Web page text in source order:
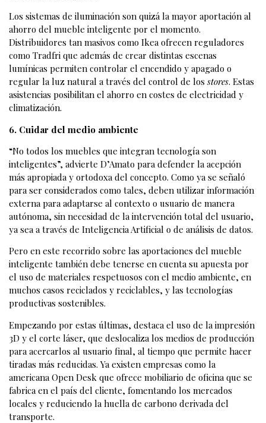
Los sistemas de iluminación son quizá la mayor aportación al
ahorro del mueble inteligente por el momento.
Distribuidores tan masivos como Ikea ofrecen reguladores
como Tradfri que además de crear distintas escenas
lumínicas permiten controlar el encendido y apagado o
regular la luz natural a través del control de losstores. Estas
asistencias posibilitan el ahorro en costes de electricidad y
climatización.
6. Cuidar del medio ambiente
“No todos los muebles que integran tecnología son
inteligentes”, advierte D’Amato para defender la acepción
más apropiada y ortodoxa del concepto. Como ya se señaló
para ser considerados como tales, deben utilizar información
externa para adaptarse al contexto o usuario de manera
autónoma, sin necesidad de la intervención total del usuario,
ya sea a través de Inteligencia Artificial o de análisis de datos.
Pero en este recorrido sobre las aportaciones del mueble
inteligente también debe tenerse en cuenta su apuesta por
el uso de materiales respetuosos con el medio ambiente, en
muchos casos reciclados y reciclables, y las tecnologías
productivas sostenibles.
Empezando por estas últimas, destaca el uso de la impresión
3D y el corte láser, que deslocaliza los medios de producción
para acercarlos al usuario final, al tiempo que permite hacer
tiradas más reducidas. Ya existen empresas como la
americana Open Desk que ofrece mobiliario de oficina que se
fabrica en el país del cliente, fomentando los mercados
locales y reduciendo la huella de carbono derivada del
transporte.